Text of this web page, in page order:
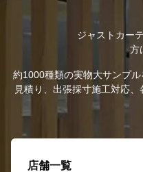
ジャストカー
方
約1000種類の実物大サンプ
見積り、出張採寸施工対応
店舗一覧